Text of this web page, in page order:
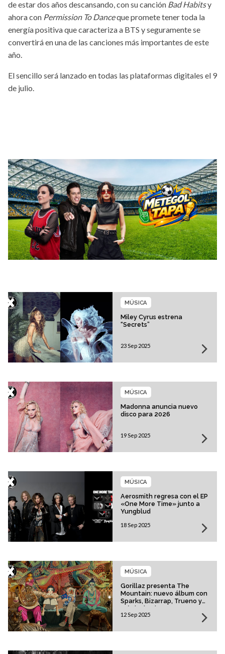
de estar dos años descansando, con su canción Bad Habitsy
ahora con Permission To Danceque promete tener toda la
energía positiva que caracteriza a BTS y seguramente se
convertirá en una de las canciones más importantes de este
año.
El sencillo será lanzado en todas las plataformas digitales el 9
de julio.
Miley Cyrus estrena
“Secrets”
MÚSICA
23 Sep 2025
Madonna anuncia nuevo
disco para 2026
MÚSICA
19 Sep 2025
Aerosmith regresa con el EP
«One More Time» junto a
Yungblud
MÚSICA
18 Sep 2025
Gorillaz presenta The
Mountain: nuevo álbum con
Sparks, Bizarrap, Trueno y
más invitados
MÚSICA
12 Sep 2025